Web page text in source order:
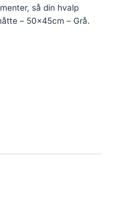
så din hvalp
– 50x45cm – Grå.